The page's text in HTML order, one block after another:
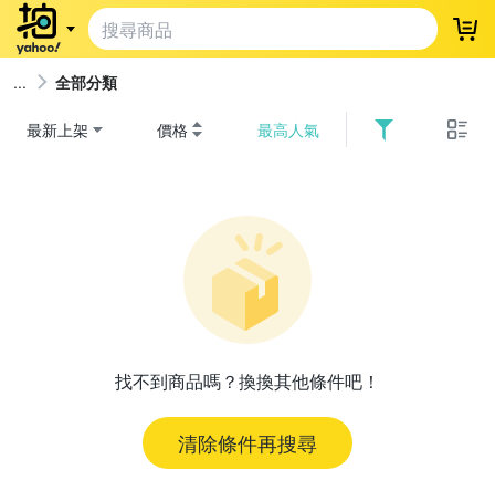
登
全部分類
最新上架 價格 最高人氣
找不到商品嗎？換換其他條件吧！
清除條件再搜尋